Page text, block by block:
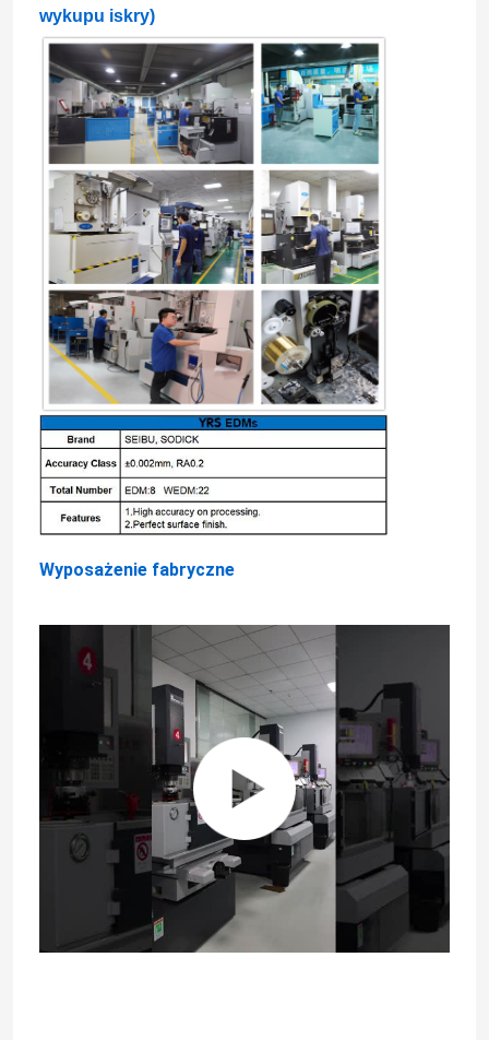
Wycieczka po fabryce
Kontrola jakości
Skontaktuj się z nami
Aktualności
Sprawy
Precyzyjnie obrobione części
Części obrabiane CNC
Precyzyjne części formy
Części do tokarek CNC
Precyzyjne części toczone
Części z tworzyw sztucznych
wykupu iskry)
Wyposażenie fabryczne